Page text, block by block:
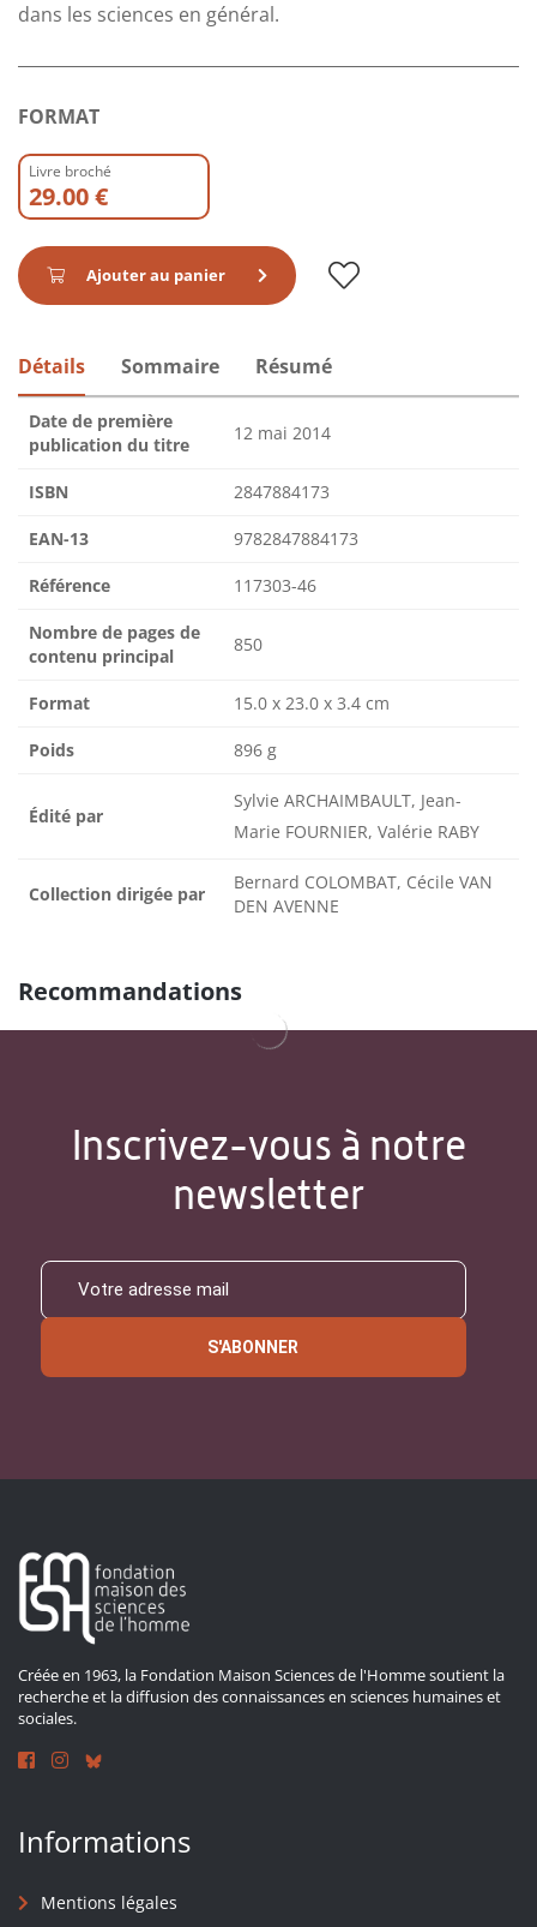
dans les sciences en général.
FORMAT
Livre broché
29.00 €
Ajouter au panier
Détails Sommaire Résumé
Date de première
publication du titre
12 mai 2014
ISBN 2847884173
EAN-13 9782847884173
Référence 117303-46
Nombre de pages de
contenu principal
850
Format 15.0 x 23.0 x 3.4 cm
Poids 896 g
Édité par
Sylvie ARCHAIMBAULT, Jean-
Marie FOURNIER, Valérie RABY
Collection dirigée par
Bernard COLOMBAT, Cécile VAN
DEN AVENNE
Recommandations
Inscrivez-vous à notre
newsletter
S'ABONNER
Créée en 1963, la Fondation Maison Sciences de l'Homme soutient la
recherche et la diffusion des connaissances en sciences humaines et
sociales.
Informations
Mentions légales